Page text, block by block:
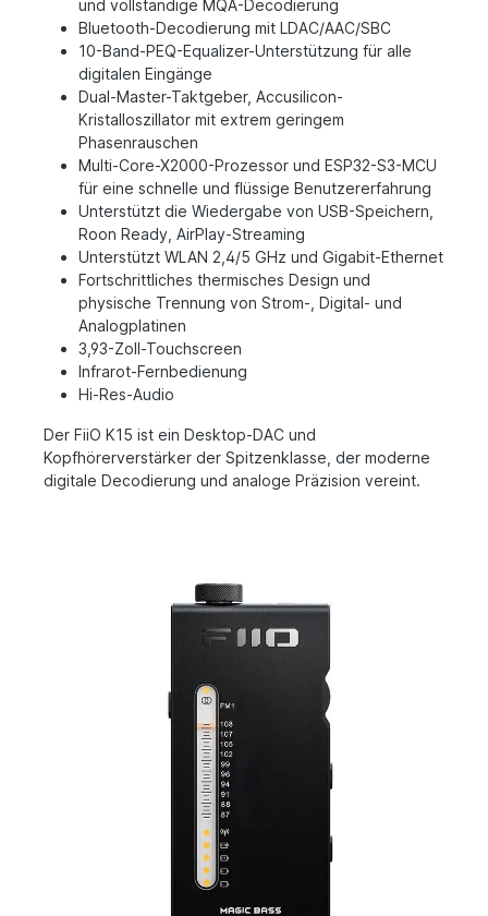
und vollständige MQA-Decodierung
Bluetooth-Decodierung mit LDAC/AAC/SBC
10-Band-PEQ-Equalizer-Unterstützung für alle
digitalen Eingänge
Dual-Master-Taktgeber, Accusilicon-
Kristalloszillator mit extrem geringem
Phasenrauschen
Multi-Core-X2000-Prozessor und ESP32-S3-MCU
für eine schnelle und flüssige Benutzererfahrung
Unterstützt die Wiedergabe von USB-Speichern,
Roon Ready, AirPlay-Streaming
Unterstützt WLAN 2,4/5 GHz und Gigabit-Ethernet
Fortschrittliches thermisches Design und
physische Trennung von Strom-, Digital- und
Analogplatinen
3,93-Zoll-Touchscreen
Infrarot-Fernbedienung
Hi-Res-Audio
Der FiiO K15 ist ein Desktop-DAC und
Kopfhörerverstärker der Spitzenklasse, der moderne
digitale Decodierung und analoge Präzision vereint.